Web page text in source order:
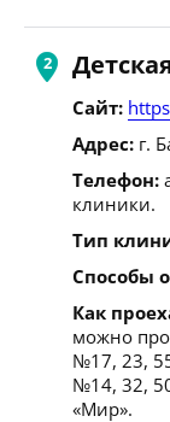
Сайт:
Адрес: г.
Телефон:
клиники.
Тип
Способы
Как
можно
№17, 23,
№14, 32,
«Мир».